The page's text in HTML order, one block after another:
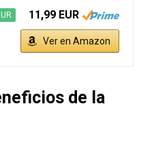
11,99 EUR
Ver en Amazon
de la